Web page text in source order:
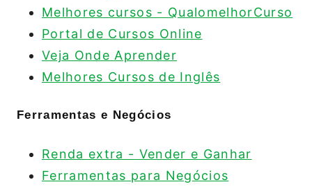
Melhores cursos - QualomelhorCurso
Portal de Cursos Online
Veja Onde Aprender
Melhores Cursos de Inglês
Ferramentas e Negócios
Renda extra - Vender e Ganhar
Ferramentas para Negócios